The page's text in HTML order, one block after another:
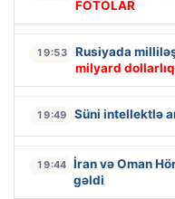
FOTOLAR
19:53 Rusiyada
milyard
19:49 Süni intellektlə
19:44 İran və Oman
gəldi